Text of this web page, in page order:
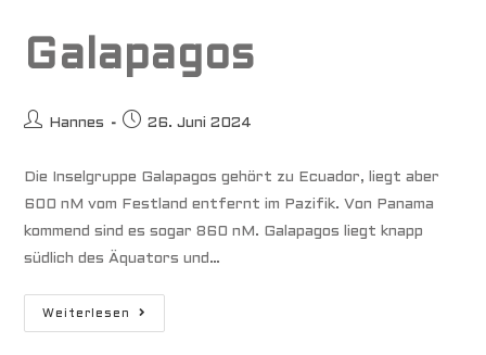
Galapagos
Beitrags-
Hannes
Beitrag26. Juni 2024
Die Inselgruppe Galapagos gehört zu Ecuador, liegt aber
600 nM vom Festland entfernt im Pazifik. Von Panama
kommend sind es sogar 860 nM. Galapagos liegt knapp
südlich des Äquators und…
Weiterlesen Galapagos